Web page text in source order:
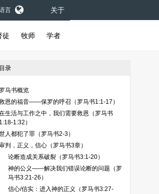
言 关于
徒 牧师 学者
目录
罗马书概览
恩的福音——保罗的呼召（罗马书1:1-17）
生活与工作之中，我们需要救恩（罗马书
1:18-1:32）
人都犯了罪（罗马书2-3）
判，正义，信心（罗马书3章）
论断造成关系破裂（罗马书3:1-20）
神的公义——解决我们错误论断的问题（罗
马书3:21-26）
信心/信实：进入神的正义（罗马书3:27-